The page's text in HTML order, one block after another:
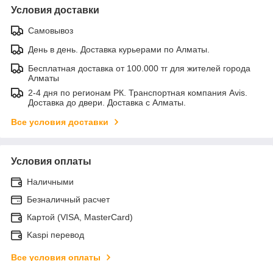
Условия доставки
Самовывоз
День в день. Доставка курьерами по Алматы.
Бесплатная доставка от 100.000 тг для жителей города
Алматы
2-4 дня по регионам РК. Транспортная компания Avis.
Доставка до двери. Доставка с Алматы.
Все условия доставки
Условия оплаты
Наличными
Безналичный расчет
Картой (VISA, MasterCard)
Kaspi перевод
Все условия оплаты